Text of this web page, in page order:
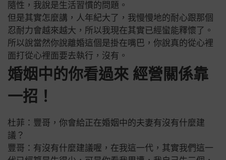
隨性，我說是生活習慣的問題。
但是其實怎麼講，人年紀大了，我慢慢地的耐心跟那個
忍耐力會越來越大，所以我現在其實已經蠻能釋懷了。
所以說當然你說離婚這個是掛在嘴巴，你說真的從心裡
面打從心裡面要去執行，沒有。
婚姻中的你看過來 經營關係靠
一招！
杜菲：豐哥，你會給正在婚姻中的夫妻有沒有什麼建
議？
豐哥：有沒有什麼建議喔，在我這一代，其實我們這一